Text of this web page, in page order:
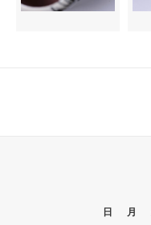
日
月